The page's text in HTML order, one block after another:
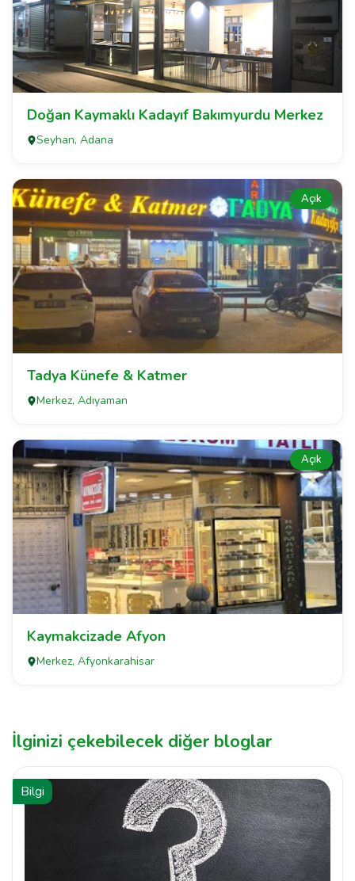
Doğan Kaymaklı Kadayıf Bakımyurdu Merkez
Seyhan, Adana
Açık
Tadya Künefe & Katmer
Merkez, Adıyaman
Açık
Kaymakcizade Afyon
Merkez, Afyonkarahisar
İlginizi çekebilecek diğer bloglar
Bilgi